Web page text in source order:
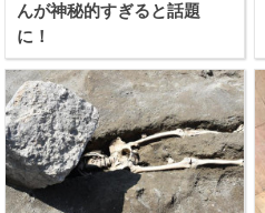
んが神秘的すぎると話題
に！